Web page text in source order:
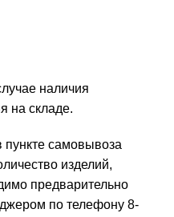
наличия
на складе.
самовывоза
изделий,
предварительно
по телефону 8-